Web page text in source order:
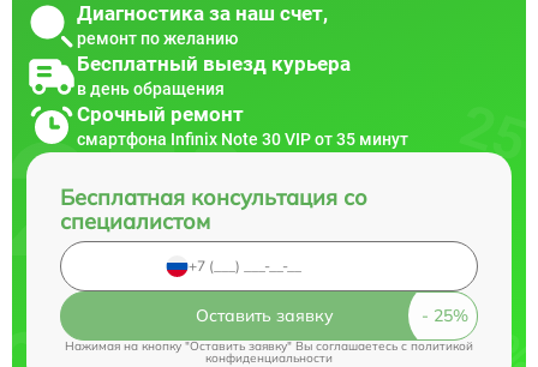
Диагностика за наш счет,
ремонт по желанию
Бесплатный выезд курьера
в день обращения
Срочный ремонт
смартфона Infinix Note 30 VIP от 35 минут
Бесплатная консультация со
специалистом
Оставить заявку
Нажимая на кнопку "Оставить заявку" Вы соглашаетесь cполитикой
конфиденциальности